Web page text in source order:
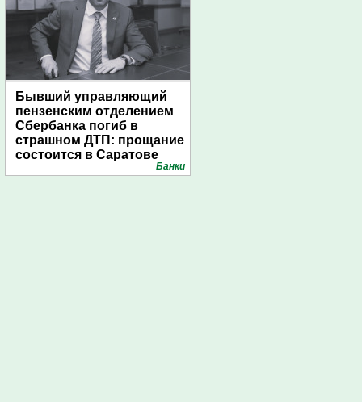
Бывший управляющий
пензенским отделением
Сбербанка погиб в
страшном ДТП: прощание
состоится в Саратове
Банки